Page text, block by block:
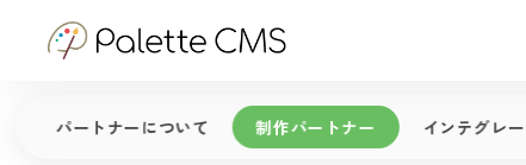
パートナーについて 制作パートナー インテグレ